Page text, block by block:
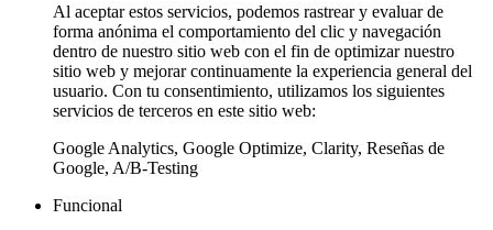
Al aceptar estos servicios, podemos rastrear y evaluar de
forma anónima el comportamiento del clic y navegación
dentro de nuestro sitio web con el fin de optimizar nuestro
sitio web y mejorar continuamente la experiencia general del
usuario. Con tu consentimiento, utilizamos los siguientes
servicios de terceros en este sitio web:
Google Analytics, Google Optimize, Clarity, Reseñas de
Google, A/B-Testing
Funcional